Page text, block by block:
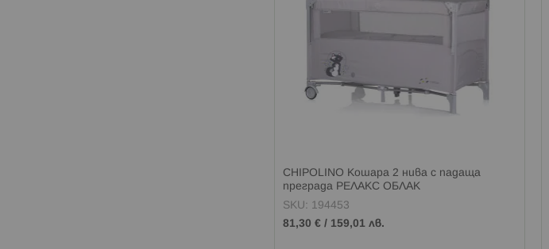
CHIPOLINO Кошара 2 нива с падаща
преграда РЕЛАКС ОБЛАК
SKU: 194453
81,30 € / 159,01 лв.